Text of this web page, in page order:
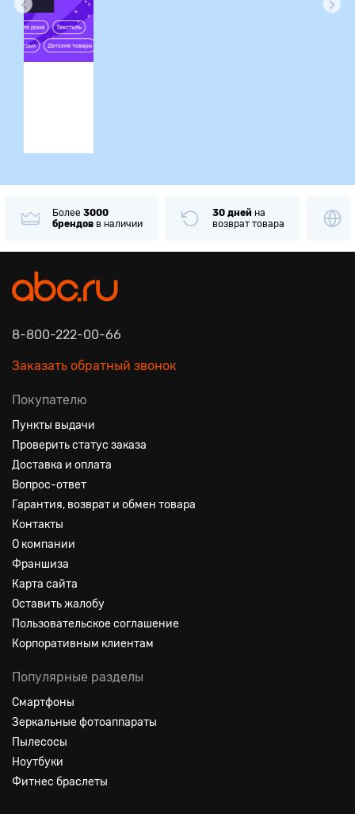
Более 3000
брендов в наличии
30 дней на
возврат товара
8-800-222-00-66
Заказать обратный звонок
Покупателю
Пункты выдачи
Проверить статус заказа
Доставка и оплата
Вопрос-ответ
Гарантия, возврат и обмен товара
Контакты
О компании
Франшиза
Карта сайта
Оставить жалобу
Пользовательское соглашение
Корпоративным клиентам
Популярные разделы
Смартфоны
Зеркальные фотоаппараты
Пылесосы
Ноутбуки
Фитнес браслеты